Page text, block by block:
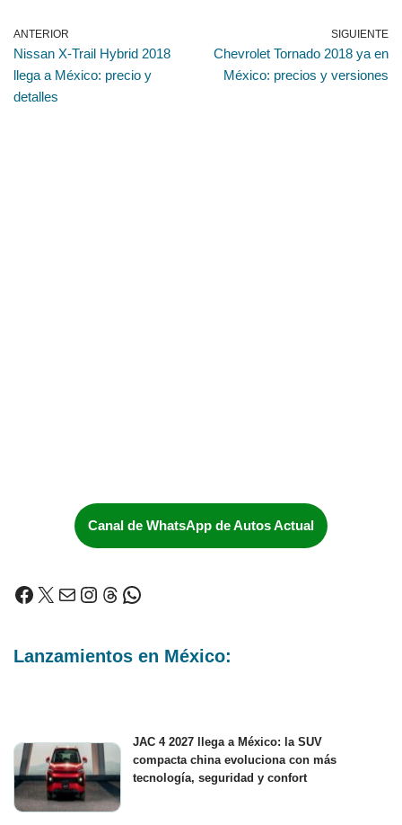
ANTERIOR
Nissan X-Trail Hybrid 2018
llega a México: precio y
detalles
SIGUIENTE
Chevrolet Tornado 2018 ya en
México: precios y versiones
Canal de WhatsApp de Autos Actual
Lanzamientos en México:
JAC 4 2027 llega a México: la SUV
compacta china evoluciona con más
tecnología, seguridad y confort